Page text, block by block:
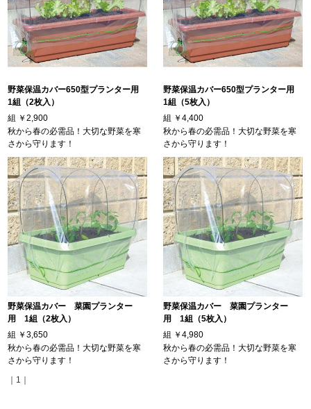
野菜保温カバー650型プランター用
1組（2枚入）
組 ￥2,900
秋から春の必需品！大切な野菜を寒
さから守ります！
野菜保温カバー650型プランター用
1組（5枚入）
組 ￥4,400
秋から春の必需品！大切な野菜を寒
さから守ります！
野菜保温カバー 菜園プランター
用 1組（2枚入）
組 ￥3,650
秋から春の必需品！大切な野菜を寒
さから守ります！
野菜保温カバー 菜園プランター
用 1組（5枚入）
組 ￥4,980
秋から春の必需品！大切な野菜を寒
さから守ります！
｜1｜